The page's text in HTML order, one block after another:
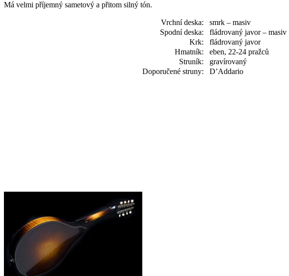
Má velmi příjemný sametový a přitom silný tón.
Vrchní deska:
smrk – masiv
Spodní deska:
fládrovaný javor – masiv
Krk:
fládrovaný javor
Hmatník:
eben, 22-24 pražců
Struník:
gravírovaný
Doporučené struny:
D’Addario